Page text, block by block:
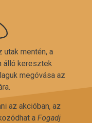
utak mentén, a
álló keresztek
megóvása az
az akcióban, az
a Fogadj